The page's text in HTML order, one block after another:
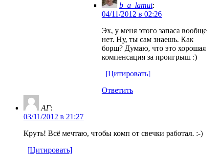
b_a_lamut:
04/11/2012 в 02:26
Эх, у меня этого запаса вообще
нет. Ну, ты сам знаешь. Как
борщ? Думаю, что это хорошая
компенсация за проигрыш :)
[Цитировать]
Ответить
АГ:
03/11/2012 в 21:27
Круть! Всё мечтаю, чтобы комп от свечки работал. :-)
[Цитировать]